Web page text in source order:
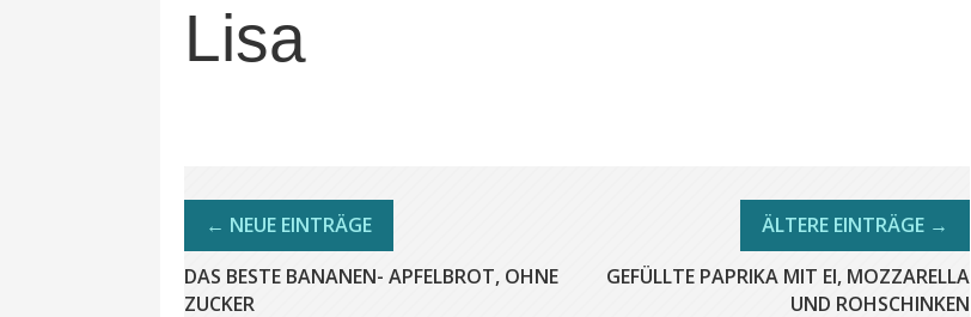
Lisa
GEFÜLLTE PAPRIKA MIT EI, MOZZARELLA
UND ROHSCHINKEN
DAS BESTE BANANEN- APFELBROT, OHNE
ZUCKER